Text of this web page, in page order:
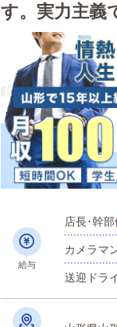
す。実力主義
せた働き方
給与
店長･幹
カメラマ
送迎ドラ